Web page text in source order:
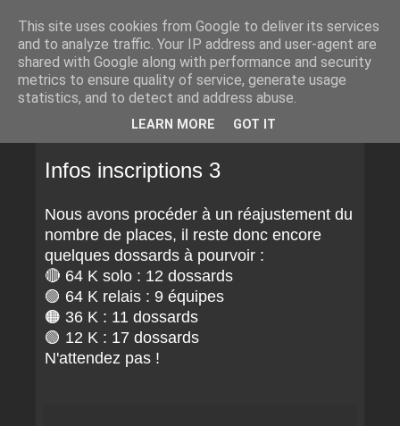
Infos inscriptions 3
Nous avons procéder à un réajustement du
nombre de places, il reste donc encore
quelques dossards à pourvoir :
🔴 64 K solo : 12 dossards
🟣 64 K relais : 9 équipes
🟠 36 K : 11 dossards
🟢 12 K : 17 dossards
N'attendez pas !
This site uses cookies from Google to deliver its services
and to analyze traffic. Your IP address and user-agent are
shared with Google along with performance and security
metrics to ensure quality of service, generate usage
statistics, and to detect and address abuse.
LEARN MORE GOT IT